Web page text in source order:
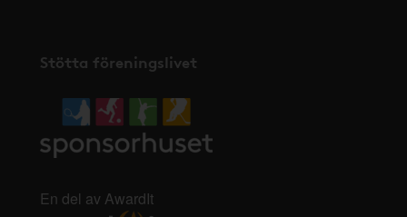
Stötta föreningslivet
En del av AwardIt